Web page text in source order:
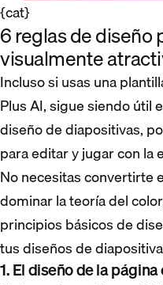
{cat}
6 reglas de diseño
visualmente
Incluso si usas una
Plus AI, sigue siendo útil
diseño de diapositivas,
para editar y jugar con la
No necesitas convertirte
dominar la teoría del
principios básicos de
tus diseños de
1. El diseño de la